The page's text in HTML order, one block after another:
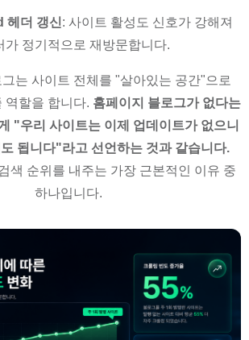
헤더 갱신: 사이트 활성도 신호가 강해져
가 정기적으로 재방문합니다.
는 사이트 전체를 "살아있는 공간"으로
역할을 합니다. 홈페이지 블로그가 없다는
"우리 사이트는 이제 업데이트가 없으니
됩니다"라고 선언하는 것과 같습니다.
색 순위를 내주는 가장 근본적인 이유 중
하나입니다.